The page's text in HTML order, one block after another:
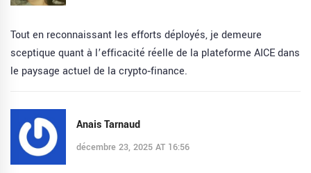
Tout en reconnaissant les efforts déployés, je demeure
sceptique quant à l’efficacité réelle de la plateforme AICE dans
le paysage actuel de la crypto‑finance.
Anais Tarnaud
décembre 23, 2025 AT 16:56